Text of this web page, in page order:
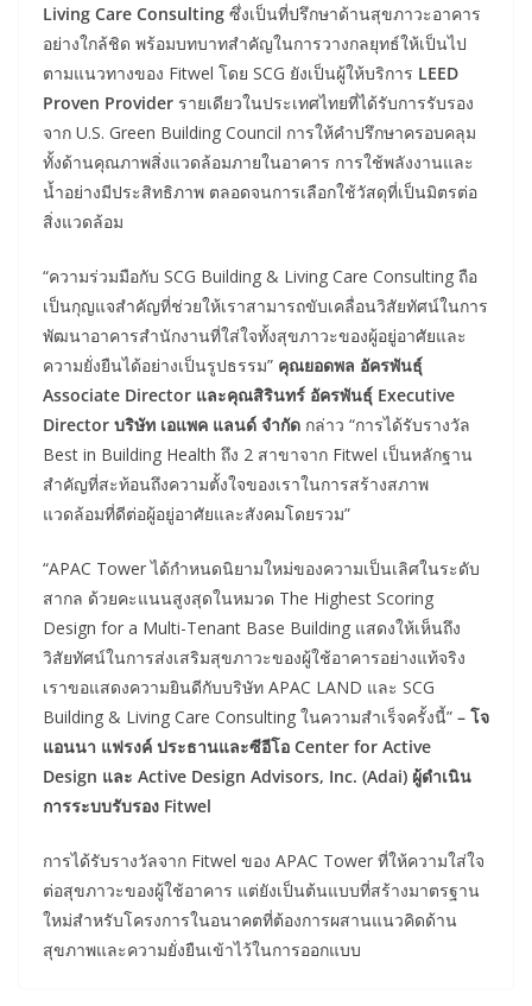
Living Care Consulting ซึ่งเป็นที่ปรึกษาด้านสุขภาวะอาคาร
อย่างใกล้ชิด พร้อมบทบาทสำคัญในการวางกลยุทธ์ให้เป็นไป
ตามแนวทางของ Fitwel โดย SCG ยังเป็นผู้ให้บริการ LEED
Proven Provider รายเดียวในประเทศไทยที่ได้รับการรับรอง
จาก U.S. Green Building Council การให้คำปรึกษาครอบคลุม
ทั้งด้านคุณภาพสิ่งแวดล้อมภายในอาคาร การใช้พลังงานและ
น้ำอย่างมีประสิทธิภาพ ตลอดจนการเลือกใช้วัสดุที่เป็นมิตรต่อ
สิ่งแวดล้อม
“ความร่วมมือกับ SCG Building & Living Care Consulting ถือ
เป็นกุญแจสำคัญที่ช่วยให้เราสามารถขับเคลื่อนวิสัยทัศน์ในการ
พัฒนาอาคารสำนักงานที่ใส่ใจทั้งสุขภาวะของผู้อยู่อาศัยและ
ความยั่งยืนได้อย่างเป็นรูปธรรม” คุณยอดพล อัครพันธุ์
Associate Director และคุณสิรินทร์ อัครพันธุ์ Executive
Director บริษัท เอแพค แลนด์ จำกัด กล่าว “การได้รับรางวัล
Best in Building Health ถึง 2 สาขาจาก Fitwel เป็นหลักฐาน
สำคัญที่สะท้อนถึงความตั้งใจของเราในการสร้างสภาพ
แวดล้อมที่ดีต่อผู้อยู่อาศัยและสังคมโดยรวม”
“APAC Tower ได้กำหนดนิยามใหม่ของความเป็นเลิศในระดับ
สากล ด้วยคะแนนสูงสุดในหมวด The Highest Scoring
Design for a Multi-Tenant Base Building แสดงให้เห็นถึง
วิสัยทัศน์ในการส่งเสริมสุขภาวะของผู้ใช้อาคารอย่างแท้จริง
เราขอแสดงความยินดีกับบริษัท APAC LAND และ SCG
Building & Living Care Consulting ในความสำเร็จครั้งนี้” – โจ
แอนนา แฟรงค์ ประธานและซีอีโอ Center for Active
Design และ Active Design Advisors, Inc. (Adai) ผู้ดำเนิน
การระบบรับรอง Fitwel
การได้รับรางวัลจาก Fitwel ของ APAC Tower ที่ให้ความใส่ใจ
ต่อสุขภาวะของผู้ใช้อาคาร แต่ยังเป็นต้นแบบที่สร้างมาตรฐาน
ใหม่สำหรับโครงการในอนาคตที่ต้องการผสานแนวคิดด้าน
สุขภาพและความยั่งยืนเข้าไว้ในการออกแบบ